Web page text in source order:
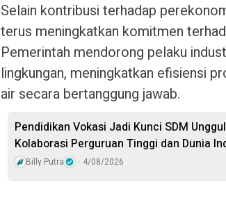
Selain kontribusi terhadap
terus meningkatkan komitmen
Pemerintah mendorong pelaku
lingkungan, meningkatkan efisiensi
air secara bertanggung jawab.
Pendidikan Vokasi Jadi Kunci SDM
Kolaborasi Perguruan Tinggi dan Dunia
Billy Putra 4/08/2026